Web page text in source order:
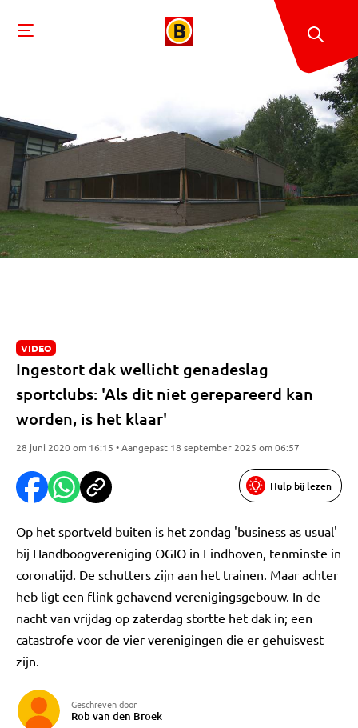
VIDEO
Ingestort dak wellicht genadeslag
sportclubs: 'Als dit niet gerepareerd kan
worden, is het klaar'
28 juni 2020 om 16:15 • Aangepast 18 september 2025 om 06:57
Hulp bij lezen
Op het sportveld buiten is het zondag 'business as usual'
bij Handboogvereniging OGIO in Eindhoven, tenminste in
coronatijd. De schutters zijn aan het trainen. Maar achter
heb ligt een flink gehavend verenigingsgebouw. In de
nacht van vrijdag op zaterdag stortte het dak in; een
catastrofe voor de vier verenigingen die er gehuisvest
zijn.
Geschreven door
Rob van den Broek